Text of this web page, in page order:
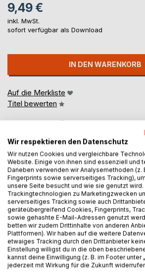
9,49 €
inkl. MwSt.
sofort verfügbar als Download
IN DEN WARENKORB
Auf die Merkliste
Titel bewerten
BESCHREIBUNG
The present photos were taken over a
and are a tribute to the marine iguanas
Due to the isolated location of the
and fauna could develop over a period
years. Although the largest part of the
a nature reserve, the pressure
as a result of a growing population,
Wir respektieren den Datenschutz
Wir nutzen Cookies und vergleichbare
Website. Einige von ihnen sind essenziell und
Daneben verwenden wir Analysemethoden (z.
Fingerprints sowie serverseitiges Tracking),
unsere Seite besucht und wie sie genutzt
Trackingtechnologien zu Marketingzwecken
serverseitiges Tracking sowie auch
geräteübergreifend Cookies, Fingerprints,
sowie gehashte E-Mail-Adressen genutzt
betten wir zudem Drittinhalte von anderen
Plattformen). Wir haben auf die weitere
etwaiges Tracking durch den Drittanbieter
Einstellung willigst du in die oben
kannst deine Einwilligung (z. B. im Footer unter
jederzeit mit Wirkung für die Zukunft